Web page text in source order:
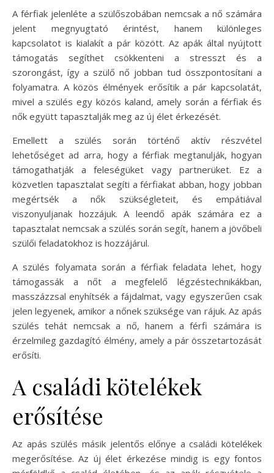
A férfiak jelenléte a szülőszobában nemcsak a nő számára
jelent megnyugtató érintést, hanem különleges
kapcsolatot is kialakít a pár között. Az apák által nyújtott
támogatás segíthet csökkenteni a stresszt és a
szorongást, így a szülő nő jobban tud összpontosítani a
folyamatra. A közös élmények erősítik a pár kapcsolatát,
mivel a szülés egy közös kaland, amely során a férfiak és
nők együtt tapasztalják meg az új élet érkezését.
Emellett a szülés során történő aktív részvétel
lehetőséget ad arra, hogy a férfiak megtanulják, hogyan
támogathatják a feleségüket vagy partnerüket. Ez a
közvetlen tapasztalat segíti a férfiakat abban, hogy jobban
megértsék a nők szükségleteit, és empátiával
viszonyuljanak hozzájuk. A leendő apák számára ez a
tapasztalat nemcsak a szülés során segít, hanem a jövőbeli
szülői feladatokhoz is hozzájárul.
A szülés folyamata során a férfiak feladata lehet, hogy
támogassák a nőt a megfelelő légzéstechnikákban,
masszázzsal enyhítsék a fájdalmat, vagy egyszerűen csak
jelen legyenek, amikor a nőnek szüksége van rájuk. Az apás
szülés tehát nemcsak a nő, hanem a férfi számára is
érzelmileg gazdagító élmény, amely a pár összetartozását
erősíti.
A családi kötelékek
erősítése
Az apás szülés másik jelentős előnye a családi kötelékek
megerősítése. Az új élet érkezése mindig is egy fontos